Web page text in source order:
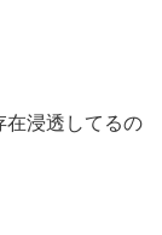
在浸透してるの